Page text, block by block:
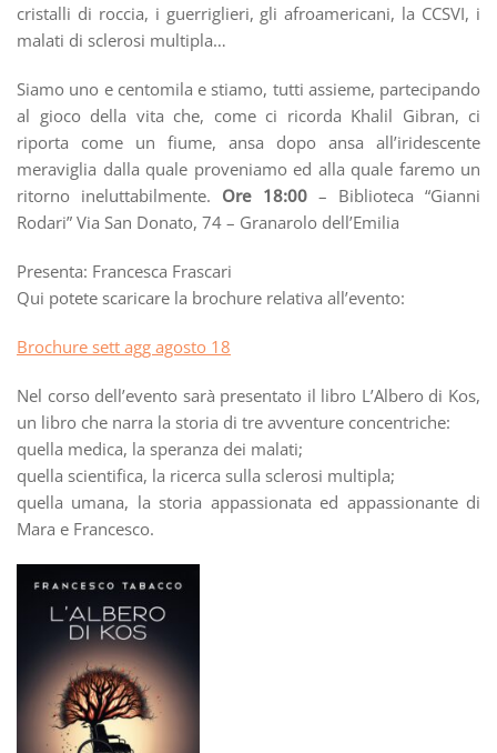
cristalli di roccia, i guerriglieri, gli afroamericani, la CCSVI, i
malati di sclerosi multipla…
Siamo uno e centomila e stiamo, tutti assieme, partecipando
al gioco della vita che, come ci ricorda Khalil Gibran, ci
riporta come un fiume, ansa dopo ansa all’iridescente
meraviglia dalla quale proveniamo ed alla quale faremo un
ritorno ineluttabilmente. Ore 18:00 – Biblioteca “Gianni
Rodari” Via San Donato, 74 – Granarolo dell’Emilia
Presenta: Francesca Frascari
Qui potete scaricare la brochure relativa all’evento:
Brochure sett agg agosto 18
Nel corso dell’evento sarà presentato il libro L’Albero di Kos,
un libro che narra la storia di tre avventure concentriche:
quella medica, la speranza dei malati;
quella scientifica, la ricerca sulla sclerosi multipla;
quella umana, la storia appassionata ed appassionante di
Mara e Francesco.